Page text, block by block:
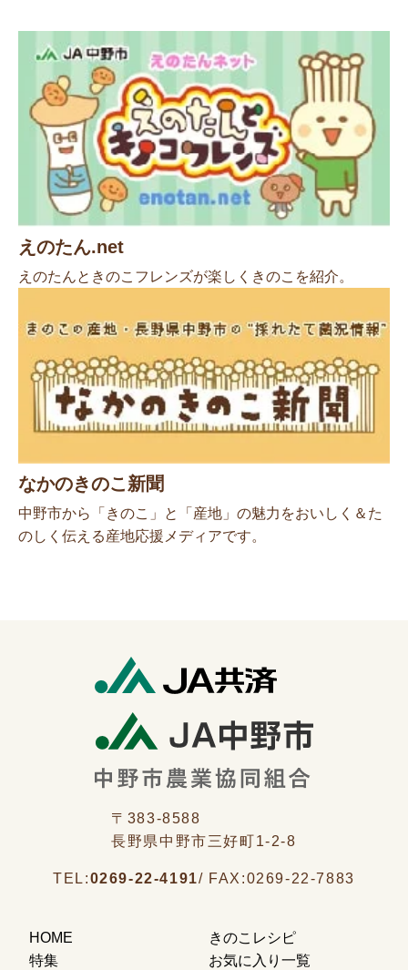
えのたん.net
えのたんときのこフレンズが楽しくきのこを紹介。
なかのきのこ新聞
中野市から「きのこ」と「産地」の魅力をおいしく＆た
のしく伝える産地応援メディアです。
〒383-8588
長野県中野市三好町1-2-8
TEL:0269-22-4191/ FAX:0269-22-7883
HOME
きのこレシピ
特集
お気に入り一覧